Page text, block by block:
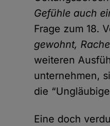
Gefühle auch
Frage zum 18.
gewohnt,
weiteren
unternehmen,
die
Eine doch